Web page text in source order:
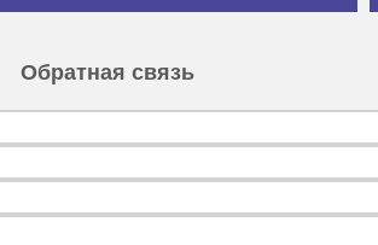
Обратная связь